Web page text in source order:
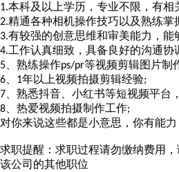
1.本科及以上学历，专业不限，有相
2.精通各种相机操作技巧以及熟练掌
3.有较强的创意思维和审美能力，
4.工作认真细致，具备良好的沟通协
5 、熟练操作ps/pr等视频剪辑图片制
6
1年以上视频拍摄剪辑经验;
7 、熟悉抖音、小红书等短视频平
8 、热爱视频拍摄制作工作;
对你来说这些都是小意思，你有能
求职提醒：求职过程请勿缴纳费用
该公司的其他职位